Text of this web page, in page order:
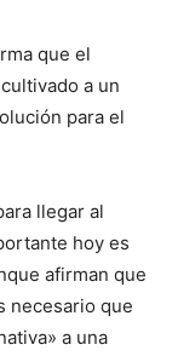
que el
a un
para el
llegar al
hoy es
afirman que
necesario que
a una